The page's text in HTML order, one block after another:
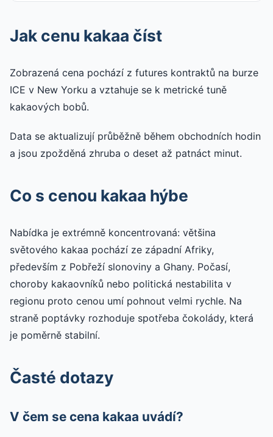
Jak cenu kakaa číst
Zobrazená cena pochází z futures kontraktů na burze
ICE v New Yorku a vztahuje se k metrické tuně
kakaových bobů.
Data se aktualizují průběžně během obchodních hodin
a jsou zpožděná zhruba o deset až patnáct minut.
Co s cenou kakaa hýbe
Nabídka je extrémně koncentrovaná: většina
světového kakaa pochází ze západní Afriky,
především z Pobřeží slonoviny a Ghany. Počasí,
choroby kakaovníků nebo politická nestabilita v
regionu proto cenou umí pohnout velmi rychle. Na
straně poptávky rozhoduje spotřeba čokolády, která
je poměrně stabilní.
Časté dotazy
V čem se cena kakaa uvádí?